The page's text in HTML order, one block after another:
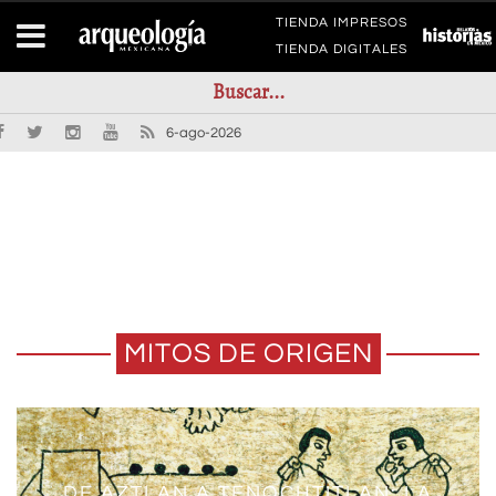
TIENDA IMPRESOS
TIENDA DIGITALES
6-ago-2026
MITOS DE ORIGEN